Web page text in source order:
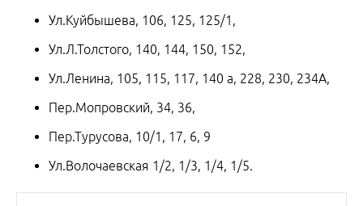
Ул.Куйбышева, 106, 125, 125/1,
Ул.Л.Толстого, 140, 144, 150, 152,
Ул.Ленина, 105, 115, 117, 140 а, 228, 230, 234А,
Пер.Мопровский, 34, 36,
Пер.Турусова, 10/1, 17, 6, 9
Ул.Волочаевская 1/2, 1/3, 1/4, 1/5.